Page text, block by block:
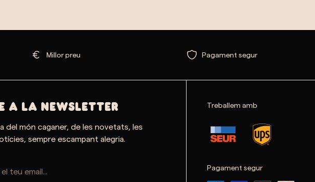
Millor preu Pagament segur
A LA NEWSLETTER
del món caganer, de les novetats, les
sempre escampant alegria.
Treballem amb
Pagament segur